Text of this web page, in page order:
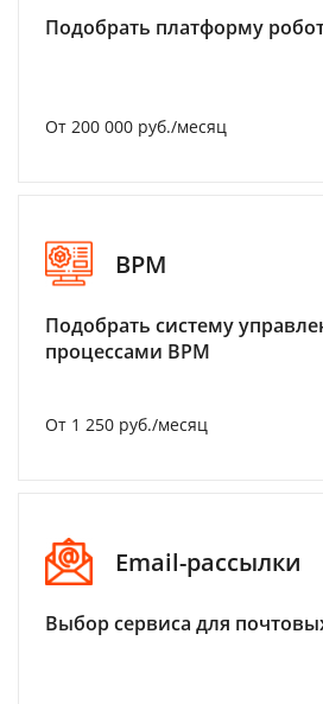
Подобрать платформу
От 200 000 руб./месяц
BPM
Подобрать систему
процессами BPM
От 1 250 руб./месяц
Email-рассылки
Выбор сервиса для